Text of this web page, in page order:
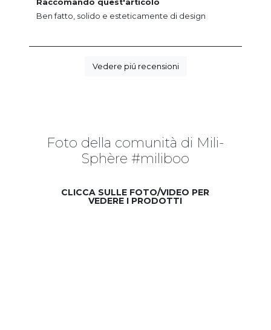
Raccomando quest'articolo
Ben fatto, solido e esteticamente di design
Vedere piú recensioni
Foto della comunità di Mili-
Sphère #miliboo
CLICCA SULLE FOTO/VIDEO PER
VEDERE I PRODOTTI